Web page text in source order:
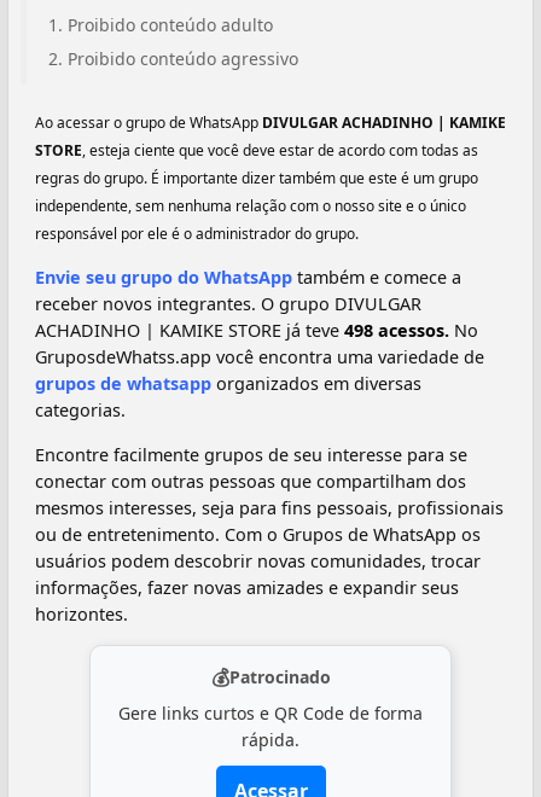
Proibido conteúdo adulto
Proibido conteúdo agressivo
Ao acessar o grupo de WhatsApp DIVULGAR ACHADINHO | KAMIKE
STORE, esteja ciente que você deve estar de acordo com todas as
regras do grupo. É importante dizer também que este é um grupo
independente, sem nenhuma relação com o nosso site e o único
responsável por ele é o administrador do grupo.
Envie seu grupo do WhatsApp também e comece a
receber novos integrantes. O grupo DIVULGAR
ACHADINHO | KAMIKE STORE já teve 498 acessos. No
GruposdeWhatss.app você encontra uma variedade de
grupos de whatsapp organizados em diversas
categorias.
Encontre facilmente grupos de seu interesse para se
conectar com outras pessoas que compartilham dos
mesmos interesses, seja para fins pessoais, profissionais
ou de entretenimento. Com o Grupos de WhatsApp os
usuários podem descobrir novas comunidades, trocar
informações, fazer novas amizades e expandir seus
horizontes.
💰Patrocinado
Gere links curtos e QR Code de forma
rápida.
Acessar